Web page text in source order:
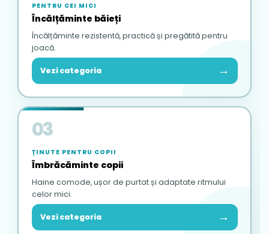
PENTRU CEI MICI
Încălțăminte băieți
Încălțăminte rezistentă, practică și pregătită pentru
joacă.
Vezi categoria →
03
ȚINUTE PENTRU COPII
Îmbrăcăminte copii
Haine comode, ușor de purtat și adaptate ritmului
celor mici.
Vezi categoria →